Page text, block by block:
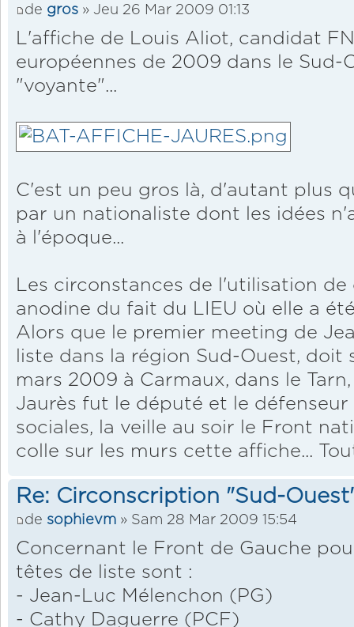
de gros » Jeu 26 Mar 2009 01:13
L'affiche de Louis Aliot, candidat
européennes de 2009 dans le Sud-
"voyante"...
C'est un peu gros là, d'autant plus
par un nationaliste dont les idées
à l'époque...
Les circonstances de l'utilisation
anodine du fait du LIEU où elle a
Alors que le premier meeting de
liste dans la région Sud-Ouest,
mars 2009 à Carmaux, dans le
Jaurès fut le député et le
sociales, la veille au soir le Front
colle sur les murs cette affiche...
Re: Circonscription "Sud-
de sophievm » Sam 28 Mar 2009 15:54
Concernant le Front de Gauche
têtes de liste sont :
- Jean-Luc Mélenchon (PG)
- Cathy Daguerre (PCF)